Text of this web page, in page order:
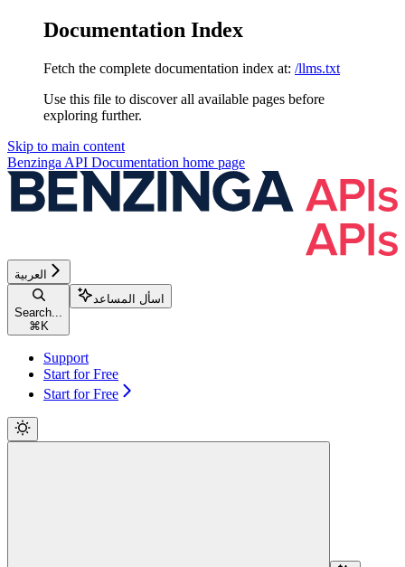
Documentation Index
Fetch the complete documentation index at: /llms.txt
Use this file to discover all available pages before
exploring further.
Skip to main content
Benzinga API Documentation home page
العربية
Search...
⌘ K
اسأل المساعد
Support
Start for Free
Start for Free